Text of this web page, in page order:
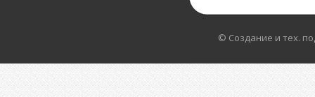
© Создание и тех.